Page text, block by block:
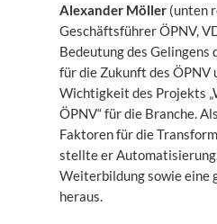
Alexander Möller (unten
Geschäftsführer ÖPNV,
Bedeutung des
für die Zukunft des
Wichtigkeit des Projekts
ÖPNV“ für die Branche.
Faktoren für die
stellte er
Weiterbildung sowie eine
heraus.